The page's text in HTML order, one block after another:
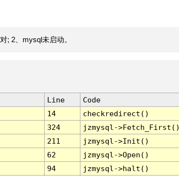
; 2、mysql未启动。
Line
Code
14
checkredirect()
324
jzmysql-
211
jzmysql->Init()
62
jzmysql->Open()
94
jzmysql->halt()